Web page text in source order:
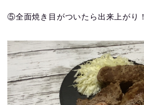
⑤全面焼き目がついたら出来上がり！